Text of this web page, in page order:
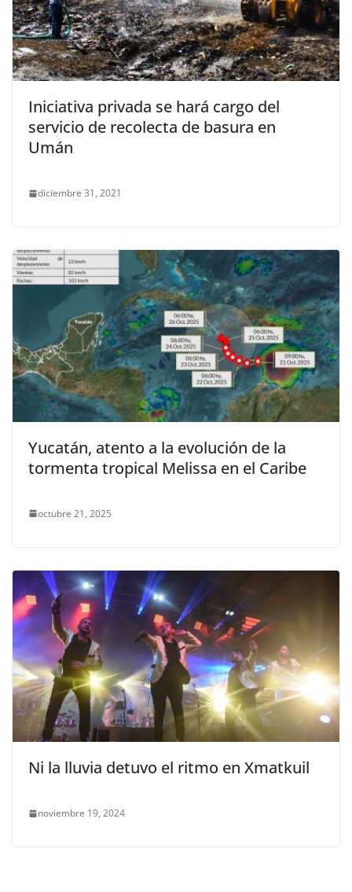
Iniciativa privada se hará cargo del
servicio de recolecta de basura en
Umán
diciembre 31, 2021
Yucatán, atento a la evolución de la
tormenta tropical Melissa en el Caribe
octubre 21, 2025
Ni la lluvia detuvo el ritmo en Xmatkuil
noviembre 19, 2024